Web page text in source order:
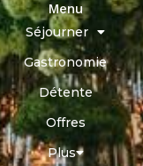
Menu
Séjourner
Gastronomie
Détente
Offres
Plus